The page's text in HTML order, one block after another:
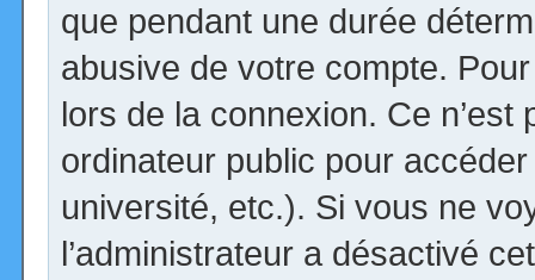
que pendant une durée
abusive de votre compte.
lors de la connexion. Ce
ordinateur public pour
université, etc.). Si vous ne
l’administrateur a désactivé